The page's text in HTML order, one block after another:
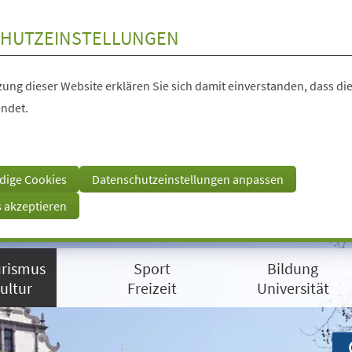
dieser Website erklären Sie sich damit einverstanden, dass
Cookies
Datenschutzeinstellungen anpassen
akzeptieren
Sport
Freizeit
Bildung
Universität